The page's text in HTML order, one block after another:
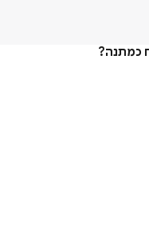
כמתנה?